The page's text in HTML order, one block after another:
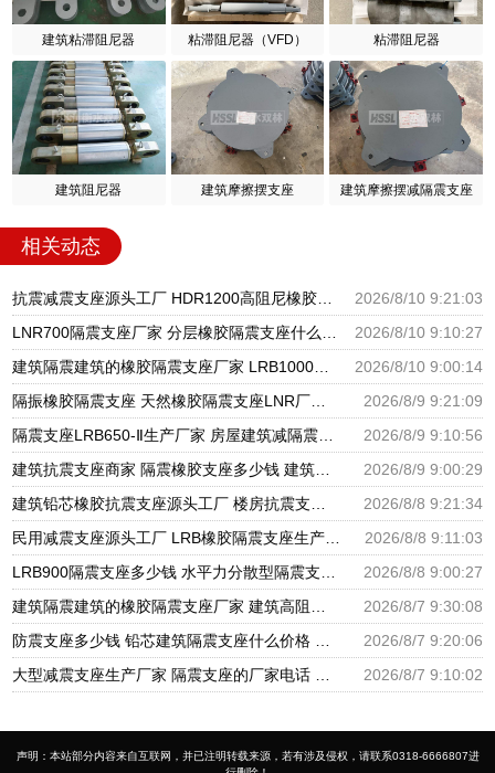
建筑粘滞阻尼器 粘滞阻尼器（VFD） 粘滞阻尼器
建筑阻尼器 建筑摩擦摆支座 建筑摩擦摆减隔震支座
相关动态
2026/8/10 9:21:03
2026/8/10 9:10:27
2026/8/10 9:00:14
2026/8/9 9:21:09
2026/8/9 9:10:56
2026/8/9 9:00:29
2026/8/8 9:21:34
2026/8/8 9:11:03
2026/8/8 9:00:27
2026/8/7 9:30:08
2026/8/7 9:20:06
2026/8/7 9:10:02
声明：本站部分内容来自互联网，并已注明转载来源，若有涉及侵权，请联系0318-6666807进